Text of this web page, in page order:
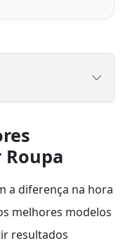
a diferença na hora
melhores modelos
resultados